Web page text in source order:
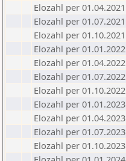
Elozahl per 01.04.2021
Elozahl per 01.07.2021
Elozahl per 01.10.2021
Elozahl per 01.01.2022
Elozahl per 01.04.2022
Elozahl per 01.07.2022
Elozahl per 01.10.2022
Elozahl per 01.01.2023
Elozahl per 01.04.2023
Elozahl per 01.07.2023
Elozahl per 01.10.2023